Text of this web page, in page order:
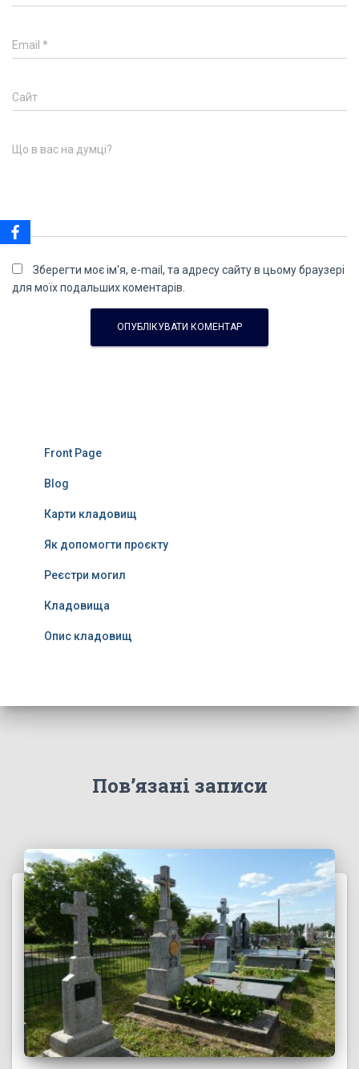
Email *
Сайт
Що в вас на думці?
Зберегти моє ім'я, e-mail, та адресу сайту в цьому браузері
для моїх подальших коментарів.
Front Page
Blog
Карти кладовищ
Як допомогти проєкту
Реєстри могил
Кладовища
Опис кладовищ
Пов’язані записи